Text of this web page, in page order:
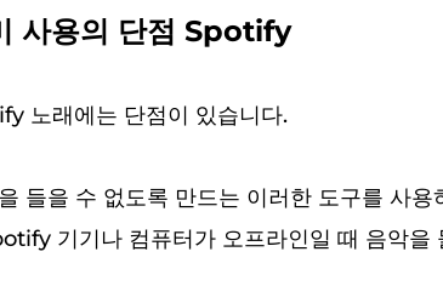
사용의 단점 Spotify
노래에는 단점이 있습니다.
들을 수 없도록 만드는 이러한 도구를 사용
기기나 컴퓨터가 오프라인일 때 음악을